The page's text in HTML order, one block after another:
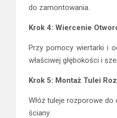
do zamontowania.
Krok 4: Wiercenie
Przy pomocy wiertarki i
właściwej głębokości i
Krok 5: Montaż Tulei
Włóż tuleje rozporowe do
ściany.